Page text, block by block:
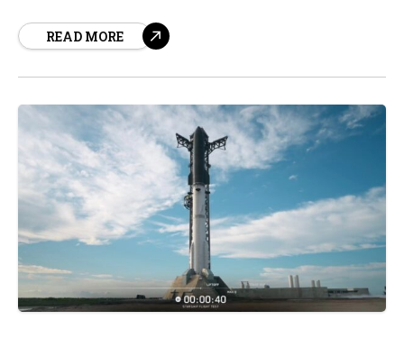
conocido como el telescopio Roman. Este telescopio
READ MORE